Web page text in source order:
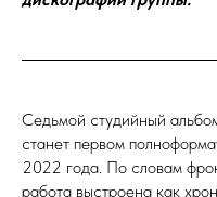
Седьмой студийный
станет первом
2022 года. По словам
работа выстроена как